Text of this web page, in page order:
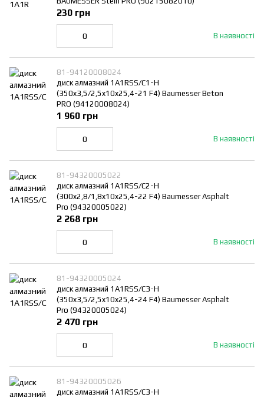
В наявності
230 грн
81-94120008024
диск алмазний 1A1RSS/C1-H
(350x3,5/2,5x10x25,4-21 F4) Baumesser Beton
PRO (94120008024)
В наявності
1 960 грн
81-94320005022
диск алмазний 1A1RSS/C2-H
(300x2,8/1,8x10x25,4-22 F4) Baumesser Asphalt
Pro (94320005022)
В наявності
2 268 грн
81-94320005024
диск алмазний 1A1RSS/C3-H
(350x3,5/2,5x10x25,4-24 F4) Baumesser Asphalt
Pro (94320005024)
В наявності
2 470 грн
81-94320005026
диск алмазний 1A1RSS/C3-H